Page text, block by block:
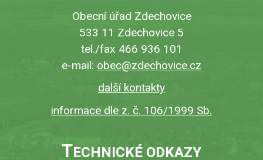
Obecní úřad Zdechovice
533 11 Zdechovice 5
tel./fax 466 936 101
e-mail: obec@zdechovice.cz
další kontakty
informace dle z. č. 106/1999 Sb.
TECHNICKÉ ODKAZY